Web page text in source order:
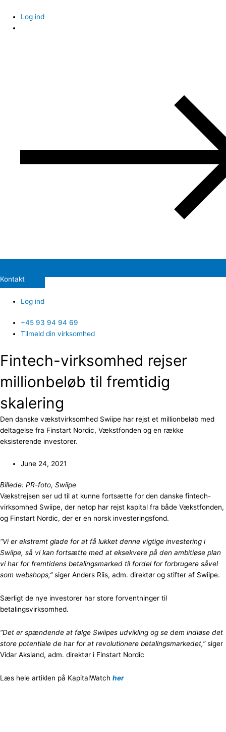
content
Log ind
Kontakt
Log ind
+45 93 94 94 69
Tilmeld din virksomhed
Fintech-virksomhed rejser
millionbeløb til fremtidig
skalering
Den danske vækstvirksomhed Swiipe har rejst et millionbeløb med
deltagelse fra Finstart Nordic, Vækstfonden og en række
eksisterende investorer.
June 24, 2021
Billede: PR-foto, Swiipe
Vækstrejsen ser ud til at kunne fortsætte for den danske fintech-
virksomhed Swiipe, der netop har rejst kapital fra både Vækstfonden,
og Finstart Nordic, der er en norsk investeringsfond.
“Vi er ekstremt glade for at få lukket denne vigtige investering i
Swiipe, så vi kan fortsætte med at eksekvere på den ambitiøse plan
vi har for fremtidens betalingsmarked til fordel for forbrugere såvel
som webshops,”siger Anders Riis, adm. direktør og stifter af Swiipe.
Særligt de nye investorer har store forventninger til
betalingsvirksomhed.
”Det er spændende at følge Swiipes udvikling og se dem indløse det
store potentiale de har for at revolutionere betalingsmarkedet,”siger
Vidar Aksland, adm. direktør i Finstart Nordic
Læs hele artiklen på KapitalWatch her